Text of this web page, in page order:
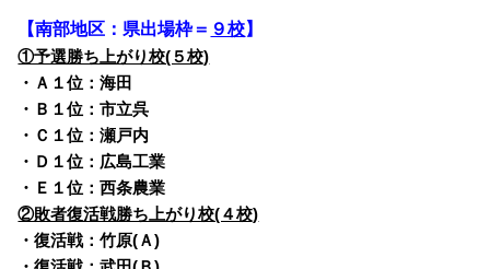
【南部地区：県出場枠＝ ９校】
①予選勝ち上がり校(５校)
・Ａ１位：海田
・Ｂ１位：市立呉
・Ｃ１位：瀬戸内
・Ｄ１位：広島工業
・Ｅ１位：西条農業
②敗者復活戦勝ち上がり校(４校)
・復活戦：竹原(Ａ)